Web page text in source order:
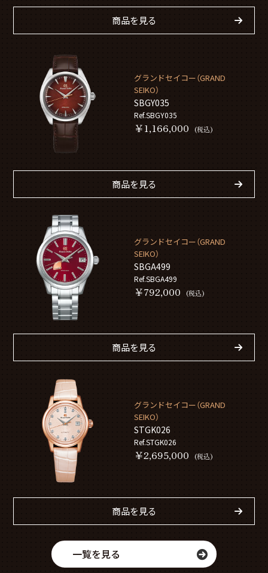
商品を見る
グランドセイコー（GRAND
SEIKO）
SBGY035
Ref.SBGY035
￥1,166,000 (税込)
商品を見る
グランドセイコー（GRAND
SEIKO）
SBGA499
Ref.SBGA499
￥792,000 (税込)
商品を見る
グランドセイコー（GRAND
SEIKO）
STGK026
Ref.STGK026
￥2,695,000 (税込)
商品を見る
一覧を見る